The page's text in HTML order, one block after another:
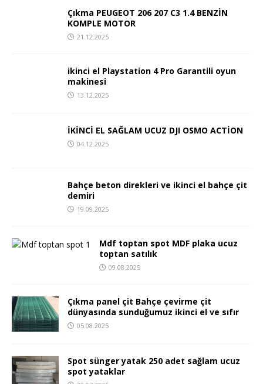
Çıkma PEUGEOT 206 207 C3 1.4 BENZİN
KOMPLE MOTOR
21.12.2025
ikinci el Playstation 4 Pro Garantili oyun
makinesi
13.12.2025
İKİNCİ EL SAĞLAM UCUZ DJI OSMO ACTİON
04.12.2025
Bahçe beton direkleri ve ikinci el bahçe çit
demiri
19.09.2025
Mdf toptan spot MDF plaka ucuz
toptan satılık
09.08.2025
Çıkma panel çit Bahçe çevirme çit
dünyasında sunduğumuz ikinci el ve sıfır
05.08.2025
Spot sünger yatak 250 adet sağlam ucuz
spot yataklar